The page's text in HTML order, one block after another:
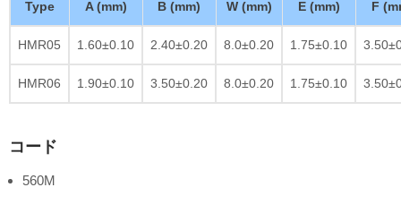
Type A (mm) B (mm) W (mm) E (mm) F
HMR05 1.60±0.10 2.40±0.20 8.0±0.20 1.75±0.10
HMR06 1.90±0.10 3.50±0.20 8.0±0.20 1.75±0.10
コード
560M